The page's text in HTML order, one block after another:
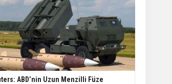
ABD’nin Uzun Menzilli Füze